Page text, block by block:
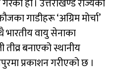
हो । उत्तराखण्ड राज्यको
गाडीहरू ‘अग्रिम मोर्चा’
वायु सेनाका
बनाएको स्थानीय
प्रकाशन गरीएको छ ।